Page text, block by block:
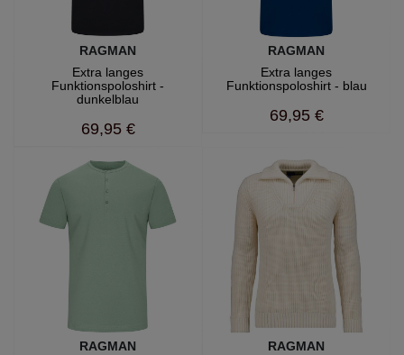
RAGMAN
Extra langes
Funktionspoloshirt -
dunkelblau
69,95 €
RAGMAN
Extra langes
Funktionspoloshirt - blau
69,95 €
RAGMAN
RAGMAN